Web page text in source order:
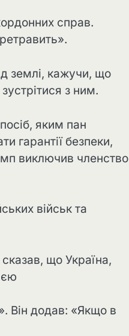
справ.
землі, кажучи, що
з ним.
яким пан
гарантії безпеки,
виключив членство
військ та
що Україна,
Він додав: «Якщо в